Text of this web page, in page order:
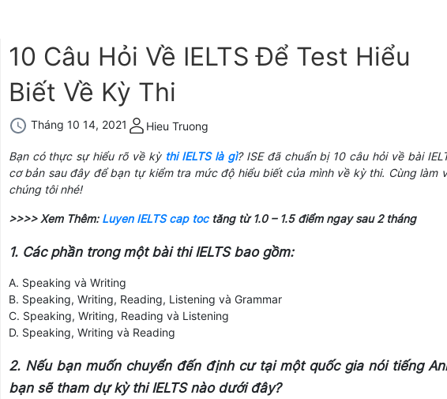
10 Câu Hỏi Về IELTS Để Test Hiểu
Biết Về Kỳ Thi
Tháng 10 14, 2021 Hieu Truong
Bạn có thực sự hiểu rõ về kỳ thi IELTS là gì? ISE đã chuẩn bị 10 câu hỏi về bài
cơ bản sau đây để bạn tự kiểm tra mức độ hiểu biết của mình về kỳ thi. Cùng làm
chúng tôi nhé!
>>>> Xem Thêm: Luyen IELTS cap toctăng từ 1.0 – 1.5 điểm ngay sau 2 tháng
1. Các phần trong một bài thi IELTS bao gồm:
A. Speaking và Writing
B. Speaking, Writing, Reading, Listening và Grammar
C. Speaking, Writing, Reading và Listening
D. Speaking, Writing và Reading
2. Nếu bạn muốn chuyển đến định cư tại một quốc gia nói tiếng
bạn sẽ tham dự kỳ thi IELTS nào dưới đây?